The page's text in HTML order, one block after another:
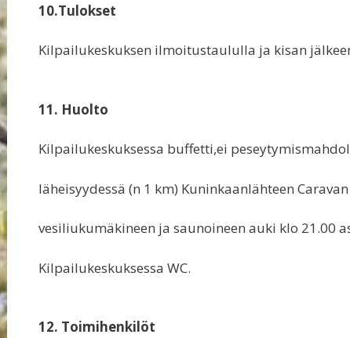
10.Tulokset
Kilpailukeskuksen ilmoitustaululla ja kisan
11. Huolto
Kilpailukeskuksessa buffetti,ei
läheisyydessä (n 1 km) Kuninkaanlähteen
vesiliukumäkineen ja saunoineen auki klo 21.00
Kilpailukeskuksessa WC.
12. Toimihenkilöt